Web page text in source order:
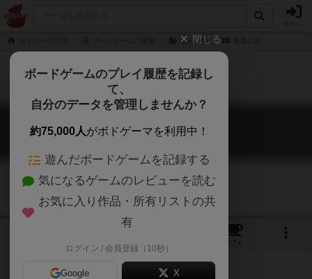
弱者の剣
星竜の冠
Star Dragon's Crown
カフェ
閉じる
ボードゲームのプレイ履歴を記録し
て、
自分のデータを管理しませんか？
約75,000人がボドゲーマを利用中！
遊んだボードゲームを記録する
気になるゲームのレビューを読む
お気に入り作品・所有リストの共
有
ログイン / 会員登録（10秒）
Google X